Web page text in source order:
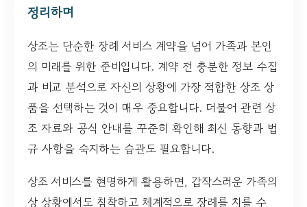
정리하며
상조는 단순한 장례 서비스 계약을 넘어 가족과 본인
의 미래를 위한 준비입니다. 계약 전 충분한 정보 수집
과 비교 분석으로 자신의 상황에 가장 적합한 상조 상
품을 선택하는 것이 매우 중요합니다. 더불어 관련 상
조 자료와 공식 안내를 꾸준히 확인해 최신 동향과 법
규 사항을 숙지하는 습관도 필요합니다.
상조 서비스를 현명하게 활용하면, 갑작스러운 가족의
상 상황에서도 침착하고 체계적으로 장례를 치를 수